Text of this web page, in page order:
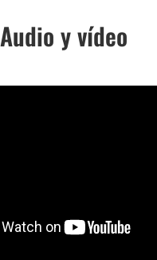
Audio y vídeo